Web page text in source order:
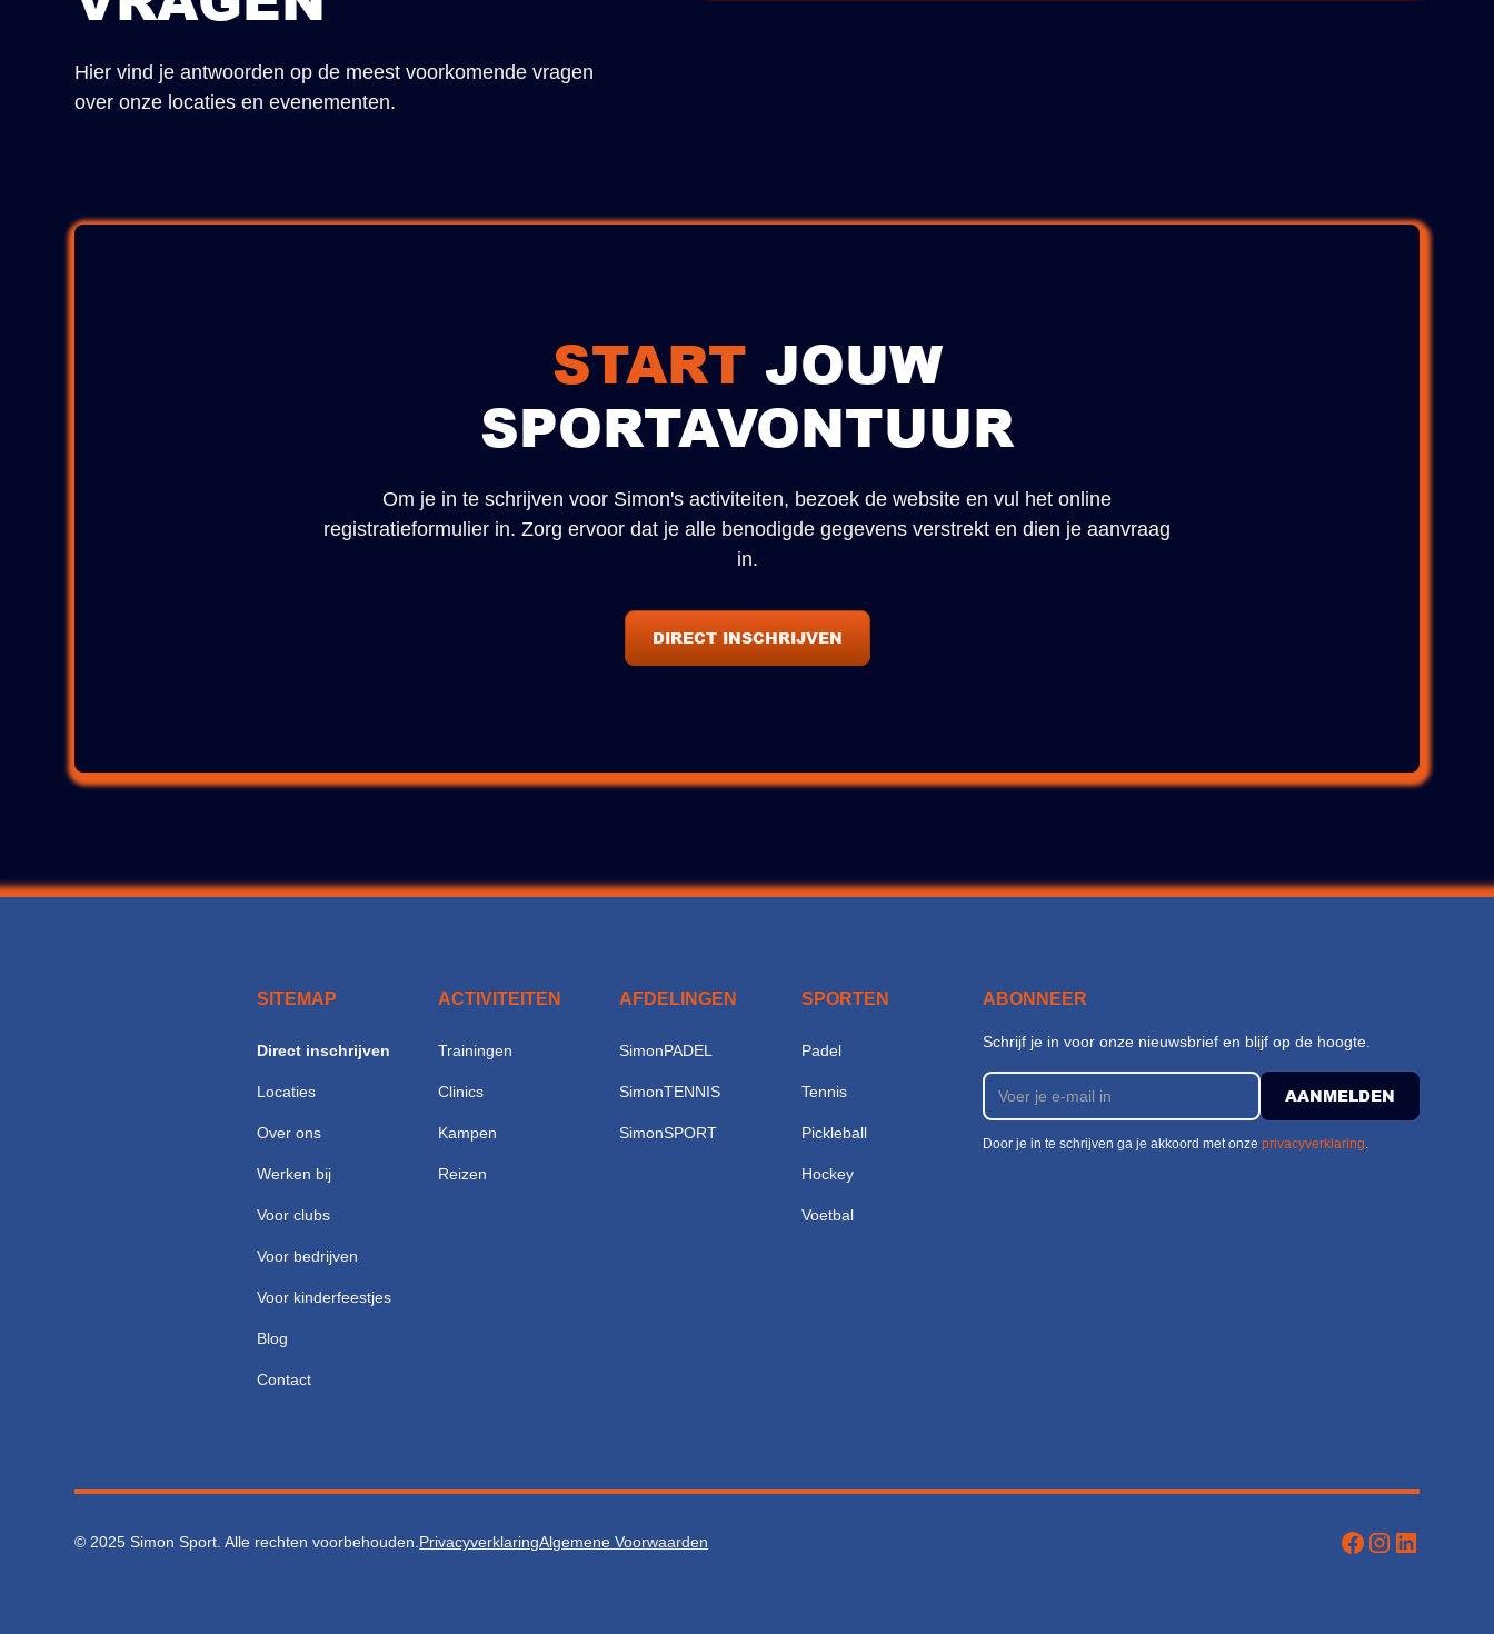
Hier vind je antwoorden op de meest voorkomende vragen
over onze locaties en evenementen.
START JOUW
SPORTAVONTUUR
Om je in te schrijven voor Simon's activiteiten, bezoek de website en vul het online
registratieformulier in. Zorg ervoor dat je alle benodigde gegevens verstrekt en dien je aanvraag
in.
DIRECT INSCHRIJVEN
SITEMAP
Direct inschrijven
Locaties
Over ons
Werken bij
Voor clubs
Voor bedrijven
Voor kinderfeestjes
Blog
Contact
ACTIVITEITEN
Trainingen
Clinics
Kampen
Reizen
AFDELINGEN
SimonPADEL
SimonTENNIS
SimonSPORT
SPORTEN
Padel
Tennis
Pickleball
Hockey
Voetbal
ABONNEER
Schrijf je in voor onze nieuwsbrief en blijf op de hoogte.
Door je in te schrijven ga je akkoord met onzeprivacyverklaring.
© 2025 Simon Sport. Alle rechten voorbehouden.PrivacyverklaringAlgemene Voorwaarden